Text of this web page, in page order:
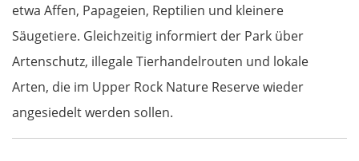
etwa Affen, Papageien, Reptilien und kleinere
Säugetiere. Gleichzeitig informiert der Park über
Artenschutz, illegale Tierhandelrouten und lokale
Arten, die im Upper Rock Nature Reserve wieder
angesiedelt werden sollen.
Rasgrad
Schumen
Warna